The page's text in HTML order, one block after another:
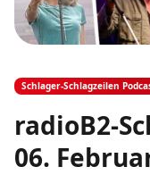
Schlager-Schlagzeilen
radioB2-
06.